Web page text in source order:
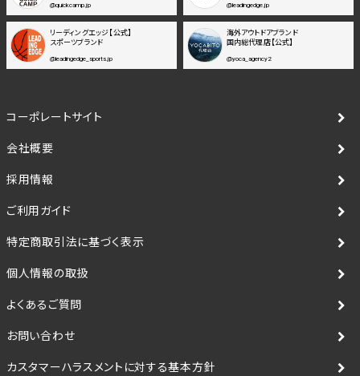
@quickcamp.jp @leadingedge.jp
リーディングエッジ【公式】
スポーツブランド
@leadingedge_sports.jp
海外アウトドアブランド
国内総代理店【公式】
@yoca_agency2
コーポレートサイト
会社概要
採用情報
ご利用ガイド
特定商取引法に基づく表示
個人情報の取扱
よくあるご質問
お問い合わせ
カスタマーハラスメントに対する基本方針